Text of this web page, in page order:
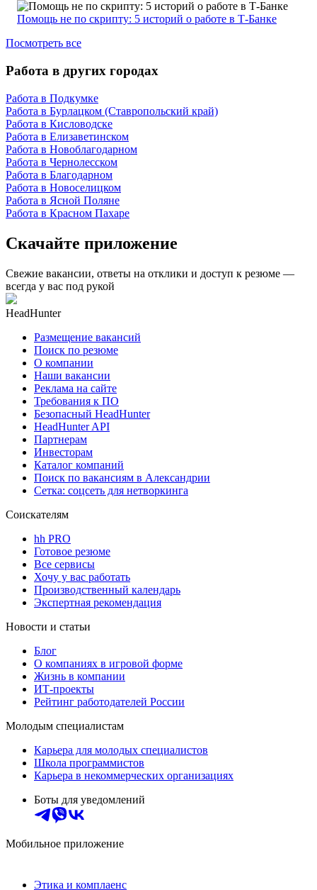
Помощь не по скрипту: 5 историй о работе в Т-Банке
Посмотреть все
Работа в других городах
Работа в Подкумке
Работа в Бурлацком (Ставропольский край)
Работа в Кисловодске
Работа в Елизаветинском
Работа в Новоблагодарном
Работа в Чернолесском
Работа в Благодарном
Работа в Новоселицком
Работа в Ясной Поляне
Работа в Красном Пахаре
Скачайте приложение
Свежие вакансии, ответы на отклики и доступ к резюме —
всегда у вас под рукой
HeadHunter
Размещение вакансий
Поиск по резюме
О компании
Наши вакансии
Реклама на сайте
Требования к ПО
Безопасный HeadHunter
HeadHunter API
Партнерам
Инвесторам
Каталог компаний
Поиск по вакансиям в Александрии
Сетка: соцсеть для нетворкинга
Соискателям
hh PRO
Готовое резюме
Все сервисы
Хочу у вас работать
Производственный календарь
Экспертная рекомендация
Новости и статьи
Блог
О компаниях в игровой форме
Жизнь в компании
ИТ-проекты
Рейтинг работодателей России
Молодым специалистам
Карьера для молодых специалистов
Школа программистов
Карьера в некоммерческих организациях
Боты для уведомлений
Мобильное приложение
Этика и комплаенс